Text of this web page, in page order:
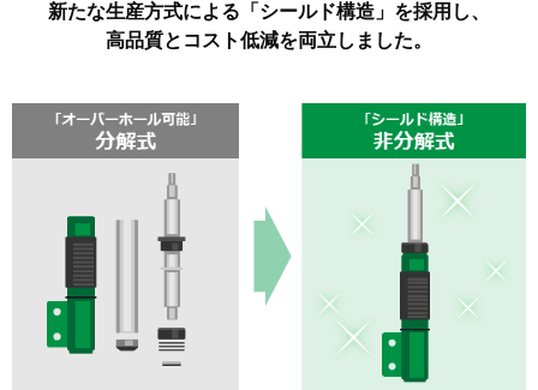
新たな生産方式による「シールド構造」を採用し、
高品質とコスト低減を両立しました。